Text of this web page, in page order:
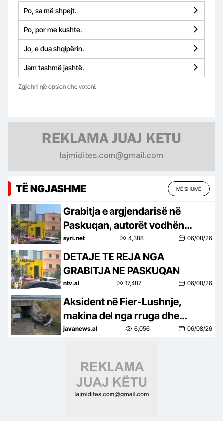
Po, sa më shpejt.
Po, por me kushte.
Jo, e dua shqipërin.
Jam tashmë jashtë.
Zgjidhni një opsion dhe votoni.
TË NGJASHME MË SHUMË
Grabitja e argjendarisë në
Paskuqan, autorët vodhën
bizhuteri me vlerë 1.5 mln lekë
syri.net 4,388 06/08/26
DETAJE TE REJA NGA
GRABITJA NE PASKUQAN
ntv.al 17,487 06/08/26
Aksident në Fier-Lushnje,
makina del nga rruga dhe
përfundon në nënkalim
javanews.al 6,056 06/08/26